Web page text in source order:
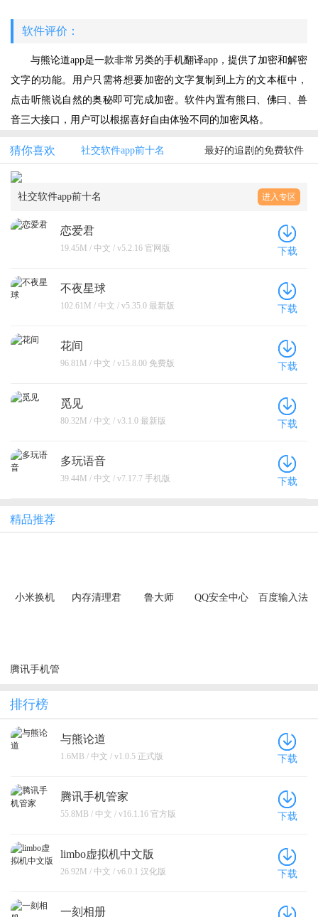
软件评价：
与熊论道app是一款非常另类的手机翻译app，提供了加密和解密
文字的功能。用户只需将想要加密的文字复制到上方的文本框中，
点击听熊说自然的奥秘即可完成加密。软件内置有熊曰、佛曰、兽
音三大接口，用户可以根据喜好自由体验不同的加密风格。
猜你喜欢 社交软件app前十名 最好的追剧的免费软件
社交软件app前十名 进入专区
恋爱君
19.45M / 中文 / v5.2.16 官网版 下载
不夜星球
102.61M / 中文 / v5.35.0 最新版 下载
花间
96.81M / 中文 / v15.8.00 免费版 下载
觅见
80.32M / 中文 / v3.1.0 最新版 下载
多玩语音
39.44M / 中文 / v7.17.7 手机版 下载
精品推荐
小米换机 内存清理君 鲁大师 QQ安全中心 百度输入法
腾讯手机管
排行榜
与熊论道
1.6MB / 中文 / v1.0.5 正式版 下载
腾讯手机管家
55.8MB / 中文 / v16.1.16 官方版 下载
limbo虚拟机中文版
26.92M / 中文 / v6.0.1 汉化版 下载
一刻相册